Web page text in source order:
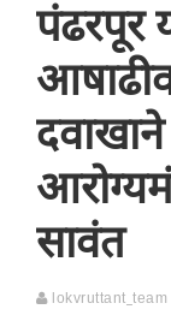
पंढरपूर
सावंत
lokvruttant_team